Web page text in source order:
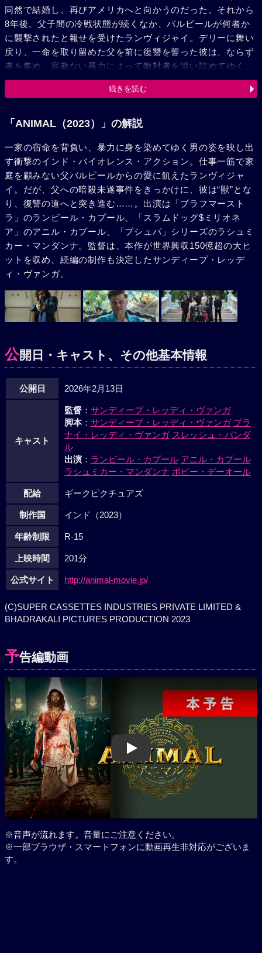
同然で結婚し、再びアメリカへと向かうのだった。それから
8年後、父子間の冷戦状態が続くなか、バルビールが何者か
に襲撃されたと報せを受けたランヴィジャイ。デリーに舞い
戻り、一命を取り留めた父を前に復讐を誓った彼は、ならず
者を集め、容赦ない暴力によって敵対者を追い詰めてゆく。
やがて、宿敵の存在が明らかになり、ランヴィジャイは逃れ
られない復讐の道へと突き進む……。
続きを読む
「ANIMAL（2023）」の解説
一家の宿命を背負い、暴力に身を染めてゆく男の姿を映し出
す衝撃のインド・バイオレンス・アクション。仕事一筋で家
庭を顧みない父バルビールからの愛に飢えたランヴィジャ
イ。だが、父への暗殺未遂事件をきっかけに、彼は“獣”とな
り、復讐の道へと突き進む……。出演は「ブラフマースト
ラ」のランビール・カプール、「スラムドッグ$ミリオネ
ア」のアニル・カプール、「プシュパ」シリーズのラシュミ
カー・マンダンナ。監督は、本作が世界興収150億超の大ヒ
ットを収め、続編の制作も決定したサンディープ・レッデ
ィ・ヴァンガ。
公開日・キャスト、その他基本情報
公開日 2026年2月13日
キャスト
監督： サンディープ・レッディ・ヴァンガ
脚本： サンディープ・レッディ・ヴァンガ プラ
ナイ・レッディ・ヴァンガ スレッシュ・バンダ
ル
出演： ランビール・カプール アニル・カプール
ラシュミカー・マンダンナ ボビー・デーオール
配給 ギークピクチュアズ
制作国 インド（2023）
年齢制限 R-15
上映時間 201分
公式サイト http://animal-movie.jp/
(C)SUPER CASSETTES INDUSTRIES PRIVATE LIMITED &
BHADRAKALI PICTURES PRODUCTION 2023
予告編動画
Play
※音声が流れます。音量にご注意ください。
※一部ブラウザ・スマートフォンに動画再生非対応がございま
す。